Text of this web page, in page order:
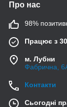
Про нас
98%
Працює з
м. Лубни
Фабрична,
Контакти
Сьогодні